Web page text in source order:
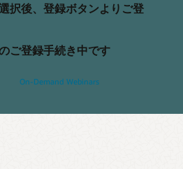
択後、登録ボタンよりご登
ご登録手続き中です
On-Demand Webinars